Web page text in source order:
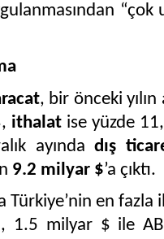
“çok
, bir önceki yılın
ithalat ise yüzde
ayındadış
9.2 milyar $’a çıktı.
Türkiye’nin en
1.5 milyar $ ile